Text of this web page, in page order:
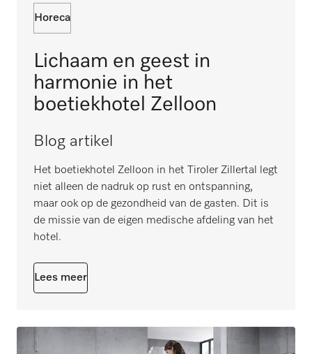
Horeca
Lichaam en geest in
harmonie in het
boetiekhotel Zelloon
Blog artikel
Het boetiekhotel Zelloon in het Tiroler Zillertal legt
niet alleen de nadruk op rust en ontspanning,
maar ook op de gezondheid van de gasten. Dit is
de missie van de eigen medische afdeling van het
hotel.
Lees meer